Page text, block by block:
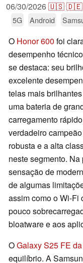
06/30/2026🇺🇸🇩🇪
5G Android
O Honor 600 foi
desempenho
se destaca: seu
excelente
telas mais
uma bateria de
carregamento
verdadeiro
robusta e a alta
neste segmento.
sensação de
de algumas
assim como o Wi-Fi
pouco
bloatware e aos
OGalaxy S25 FE
equilíbrio. A